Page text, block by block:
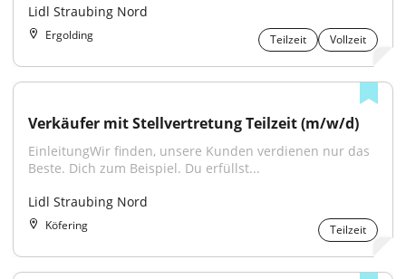
Lidl Straubing Nord
Ergolding Teilzeit Vollzeit
Verkäufer mit Stellvertretung Teilzeit (m/w/d)
EinleitungWir finden, unsere Kunden verdienen nur das
Beste. Dich zum Beispiel. Du erfüllst...
Lidl Straubing Nord
Köfering Teilzeit